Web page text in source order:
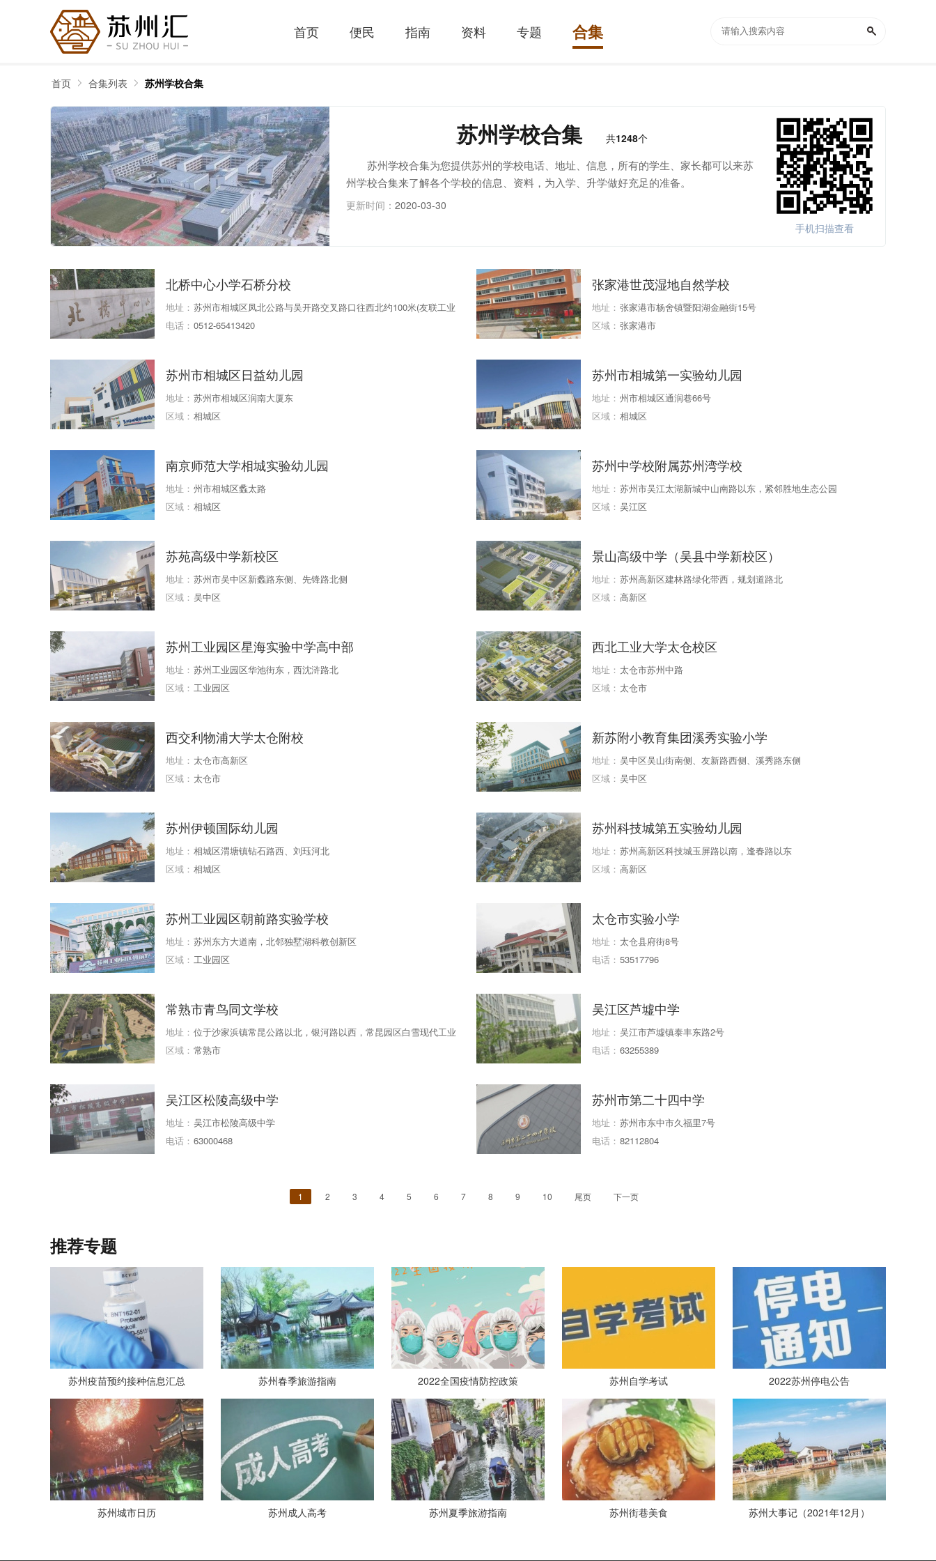
首页 便民 指南 资料 专题 合集
首页 合集列表 苏州学校合集
手机扫描查看
苏州学校合集 共1248个
苏州学校合集为您提供苏州的学校电话、地址、信息，所有的学生、家长都可以来苏
州学校合集来了解各个学校的信息、资料，为入学、升学做好充足的准备。
更新时间： 2020-03-30
北桥中心小学石桥分校
地址： 苏州市相城区凤北公路与吴开路交叉路口往西北约100米(友联工业
园1区东北侧约100米)
电话： 0512-65413420
张家港世茂湿地自然学校
地址： 张家港市杨舍镇暨阳湖金融街15号
区域： 张家港市
苏州市相城区日益幼儿园
地址： 苏州市相城区润南大厦东
区域： 相城区
苏州市相城第一实验幼儿园
地址： 州市相城区通润巷66号
区域： 相城区
南京师范大学相城实验幼儿园
地址： 州市相城区蠡太路
区域： 相城区
苏州中学校附属苏州湾学校
地址： 苏州市吴江太湖新城中山南路以东，紧邻胜地生态公园
区域： 吴江区
苏苑高级中学新校区
地址： 苏州市吴中区新蠡路东侧、先锋路北侧
区域： 吴中区
景山高级中学（吴县中学新校区）
地址： 苏州高新区建林路绿化带西，规划道路北
区域： 高新区
苏州工业园区星海实验中学高中部
地址： 苏州工业园区华池街东，西沈浒路北
区域： 工业园区
西北工业大学太仓校区
地址： 太仓市苏州中路
区域： 太仓市
西交利物浦大学太仓附校
地址： 太仓市高新区
区域： 太仓市
新苏附小教育集团溪秀实验小学
地址： 吴中区吴山街南侧、友新路西侧、溪秀路东侧
区域： 吴中区
苏州伊顿国际幼儿园
地址： 相城区渭塘镇钻石路西、刘珏河北
区域： 相城区
苏州科技城第五实验幼儿园
地址： 苏州高新区科技城玉屏路以南，逢春路以东
区域： 高新区
苏州工业园区朝前路实验学校
地址： 苏州东方大道南，北邻独墅湖科教创新区
区域： 工业园区
太仓市实验小学
地址： 太仓县府街8号
电话： 53517796
常熟市青鸟同文学校
地址： 位于沙家浜镇常昆公路以北，银河路以西，常昆园区白雪现代工业
园对面
区域： 常熟市
吴江区芦墟中学
地址： 吴江市芦墟镇泰丰东路2号
电话： 63255389
吴江区松陵高级中学
地址： 吴江市松陵高级中学
电话： 63000468
苏州市第二十四中学
地址： 苏州市东中市久福里7号
电话： 82112804
1 2 3 4 5 6 7 8 9 10 尾页 下一页
推荐专题
苏州疫苗预约接种信息汇总 苏州春季旅游指南 2022全国疫情防控政策 苏州自学考试 2022苏州停电公告
苏州城市日历 苏州成人高考 苏州夏季旅游指南 苏州街巷美食 苏州大事记（2021年12月）